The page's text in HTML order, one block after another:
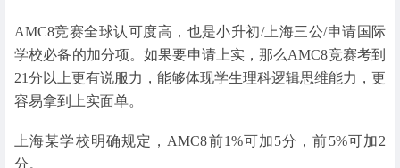
AMC8竞赛全球认可度高，也是小升初/上海三公/申请国际
学校必备的加分项。如果要申请上实，那么AMC8竞赛考到
21分以上更有说服力，能够体现学生理科逻辑思维能力，更
容易拿到上实面单。
上海某学校明确规定，AMC8前1%可加5分，前5%可加2
分。